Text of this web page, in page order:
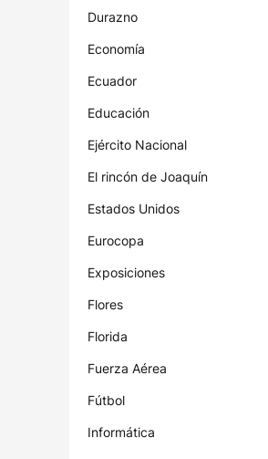
Durazno
Economía
Ecuador
Educación
Ejército Nacional
El rincón de Joaquín
Estados Unidos
Eurocopa
Exposiciones
Flores
Florida
Fuerza Aérea
Fútbol
Informática